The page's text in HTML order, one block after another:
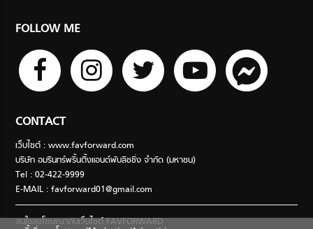
FOLLOW ME
CONTACT
เว็บไซต์ : www.favforward.com
บริษัท อมรินทร์พริ้นติ้งแอนด์พับลิชชิ่ง จำกัด (มหาชน)
Tel : 02-422-9999
E-MAIL :favforward01@gmail.com
สนใจลงโฆษณากับเว็บไซต์ FAVFORWARD